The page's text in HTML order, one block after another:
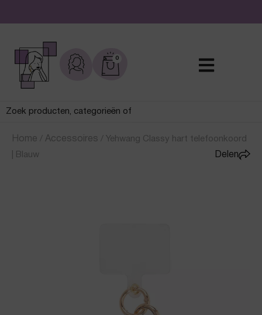
De leukste sieraden online en in de winkel
0
Home / Accessoires / Yehwang Classy hart telefoonkoord
| Blauw
Delen